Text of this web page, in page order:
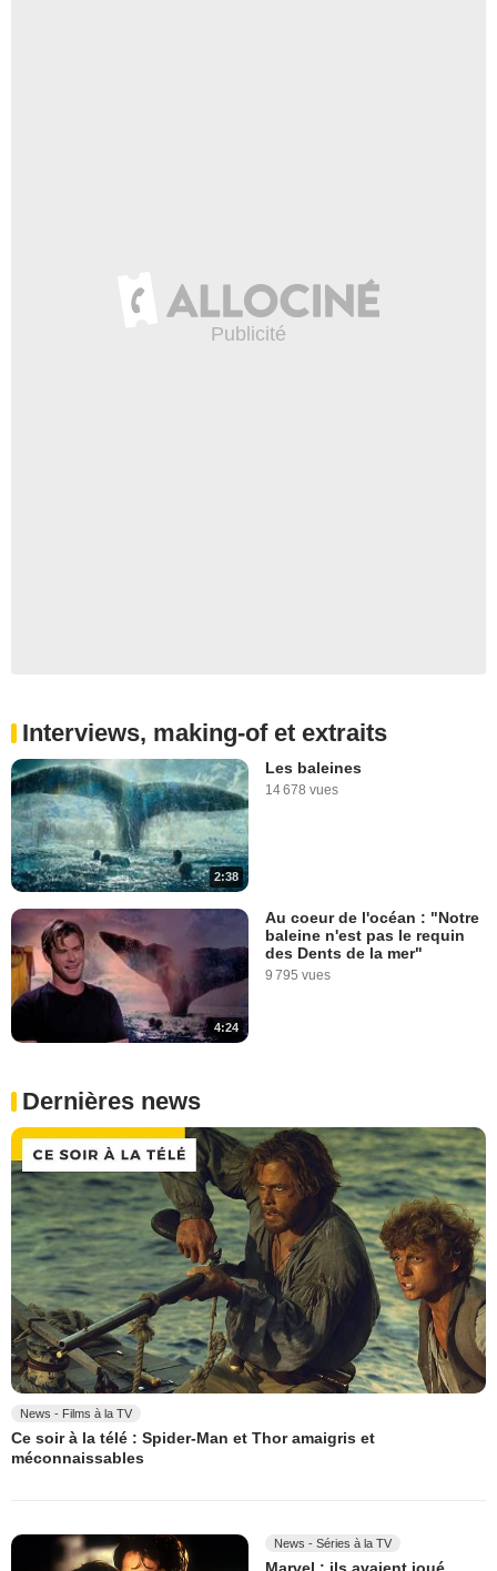
Interviews, making-of et extraits
2:38
Les baleines
14 678 vues
4:24
Au coeur de l'océan : "Notre
baleine n'est pas le requin
des Dents de la mer"
9 795 vues
Dernières news
News - Films à la TV
Ce soir à la télé : Spider-Man et Thor amaigris et
méconnaissables
News - Séries à la TV